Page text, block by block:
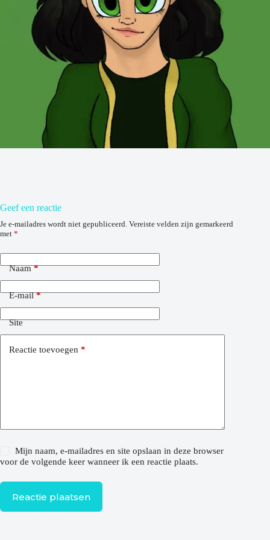
Geef een reactie
Je e-mailadres wordt niet gepubliceerd. Vereiste velden zijn gemarkeerd
met *
Naam*
E-mail*
Site
Reactie toevoegen *
Mijn naam, e-mailadres en site opslaan in deze browser
voor de volgende keer wanneer ik een reactie plaats.
Reactie plaatsen